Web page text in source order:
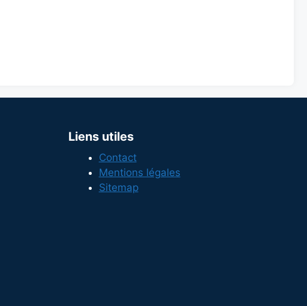
Liens utiles
Contact
Mentions légales
Sitemap